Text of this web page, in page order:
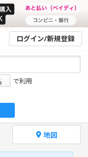
ログイン/新規登録
で利用
地図